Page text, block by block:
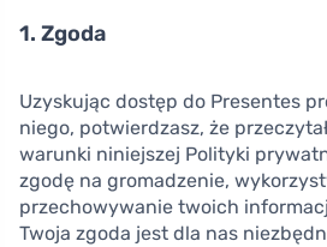
1. Zgoda
Uzyskując dostęp do Presentes
niego, potwierdzasz, że
warunki niniejszej Polityki
zgodę na gromadzenie,
przechowywanie twoich
Twoja zgoda jest dla nas